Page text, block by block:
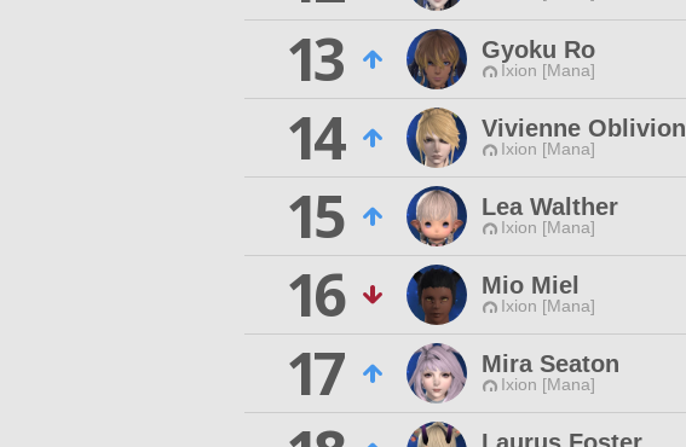
13
Gyoku Ro
Ixion [Mana]
14
Vivienne Oblivion
Ixion [Mana]
15
Lea Walther
Ixion [Mana]
16
Mio Miel
Ixion [Mana]
17
Mira Seaton
Ixion [Mana]